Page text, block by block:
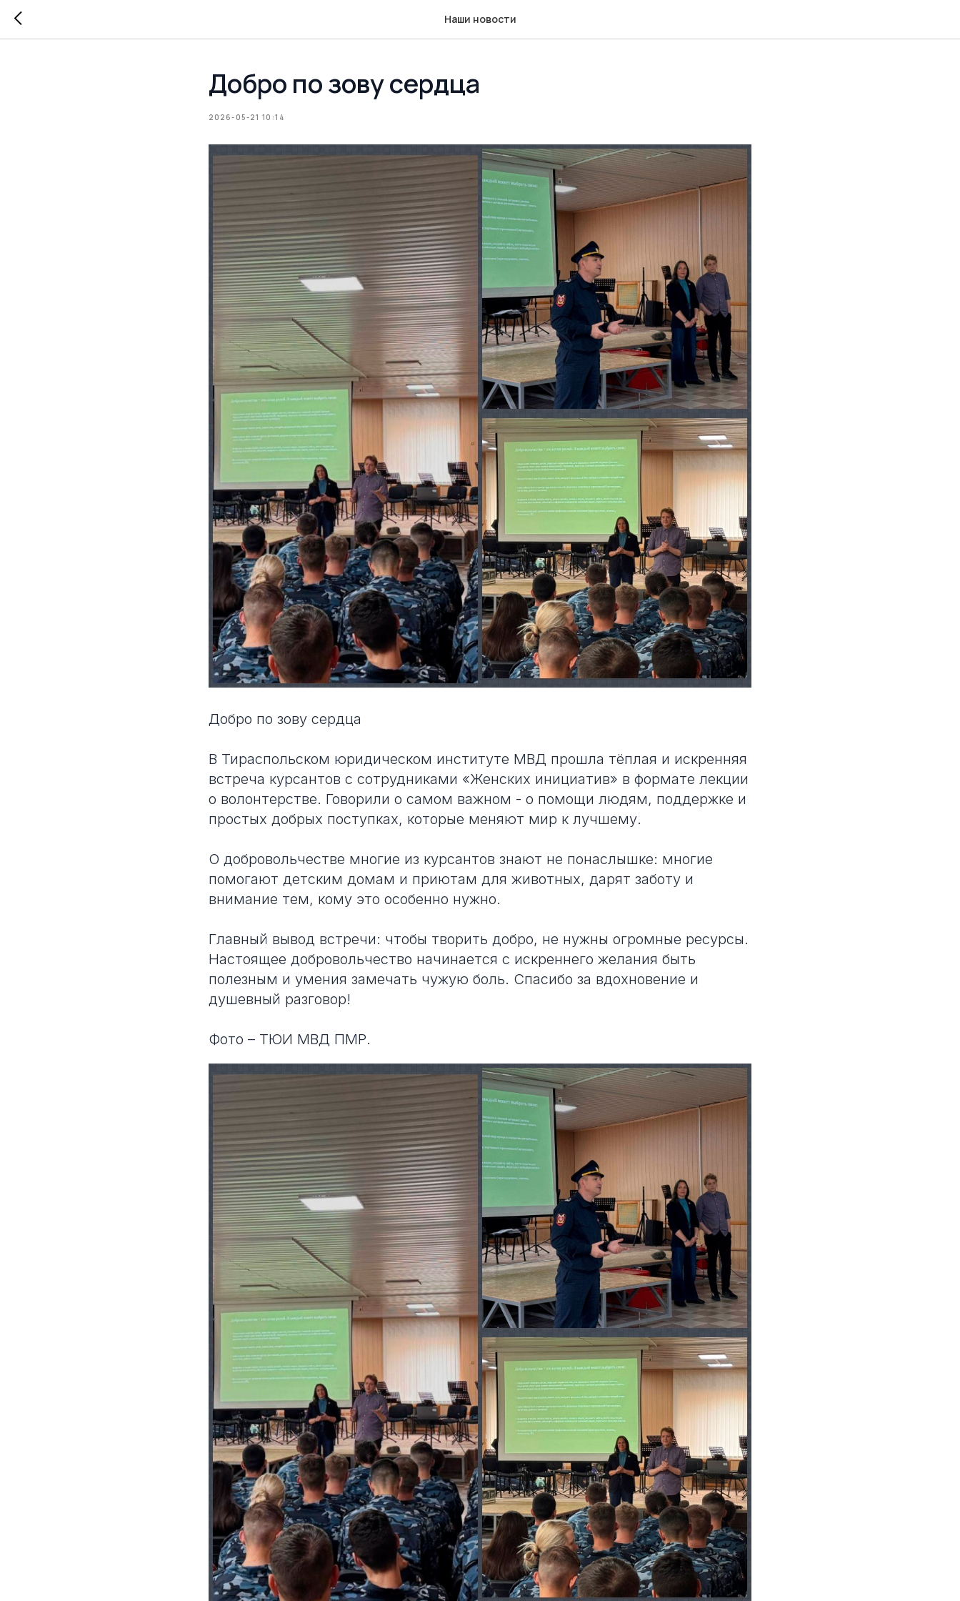
Наши новости
Добро по зову сердца
2026-05-21 10:14
Добро по зову сердца
В Тираспольском юридическом институте МВД прошла тёплая и искренняя
встреча курсантов с сотрудниками «Женских инициатив» в формате лекции
о волонтерстве. Говорили о самом важном - о помощи людям, поддержке и
простых добрых поступках, которые меняют мир к лучшему.
О добровольчестве многие из курсантов знают не понаслышке: многие
помогают детским домам и приютам для животных, дарят заботу и
внимание тем, кому это особенно нужно.
Главный вывод встречи: чтобы творить добро, не нужны огромные ресурсы.
Настоящее добровольчество начинается с искреннего желания быть
полезным и умения замечать чужую боль. Спасибо за вдохновение и
душевный разговор!
Фото – ТЮИ МВД ПМР.